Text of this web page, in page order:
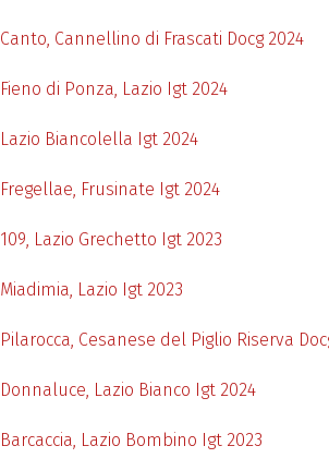
Canto, Cannellino di Frascati Docg 2024
Fieno di Ponza, Lazio Igt 2024
Lazio Biancolella Igt 2024
Fregellae, Frusinate Igt 2024
109, Lazio Grechetto Igt 2023
Miadimia, Lazio Igt 2023
Pilarocca, Cesanese del Piglio Riserva
Donnaluce, Lazio Bianco Igt 2024
Barcaccia, Lazio Bombino Igt 2023